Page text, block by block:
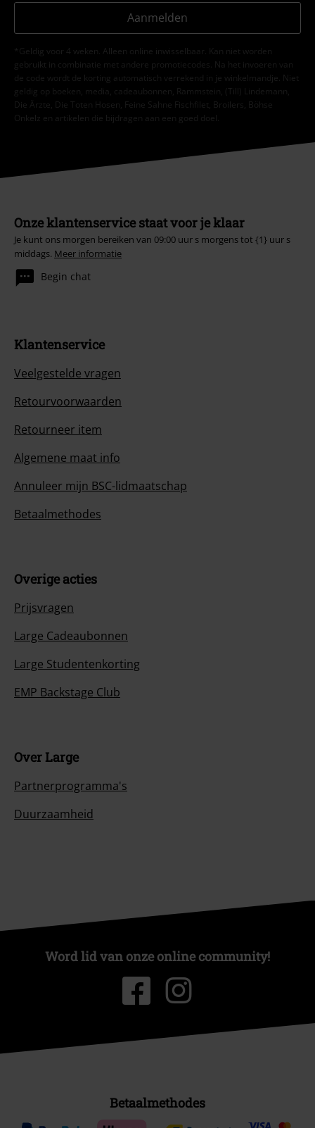
Aanmelden
*Geldig voor 4 weken. Alleen online inwisselbaar. Kan niet worden
gebruikt in combinatie met andere promotiecodes. Na het invoeren van
de code wordt de korting automatisch verrekend in je winkelmandje. Niet
geldig op boeken, media, cadeaubonnen, Rammstein, (Till) Lindemann,
Die Ärzte, Die Toten Hosen, Feine Sahne Fischfilet, Broilers, Böhse
Onkelz en artikelen die bijdragen aan een goed doel.
Onze klantenservice staat voor je klaar
Je kunt ons morgen bereiken van 09:00 uur s morgens tot {1} uur s
middags. Meer informatie
Begin chat
Klantenservice
Veelgestelde vragen
Retourvoorwaarden
Retourneer item
Algemene maat info
Annuleer mijn BSC-lidmaatschap
Betaalmethodes
Overige acties
Prijsvragen
Large Cadeaubonnen
Large Studentenkorting
EMP Backstage Club
Over Large
Partnerprogramma's
Duurzaamheid
Word lid van onze online community!
Betaalmethodes